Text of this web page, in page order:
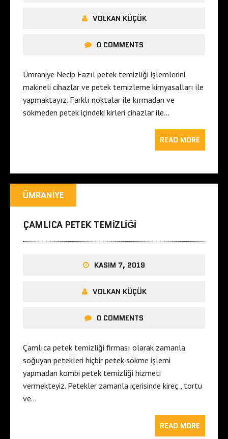
VOLKAN KÜÇÜK
0 COMMENTS
Ümraniye Necip Fazıl petek temizliği işlemlerini
makineli cihazlar ve petek temizleme kimyasalları ile
yapmaktayız. Farklı noktalar ile kırmadan ve
sökmeden petek içindeki kirleri cihazlar ile…
READ MORE
ÜMRANIYE
ÇAMLICA PETEK TEMIZLIĞI
KASIM 7, 2019
VOLKAN KÜÇÜK
0 COMMENTS
Çamlıca petek temizliği firması olarak zamanla
soğuyan petekleri hiçbir petek sökme işlemi
yapmadan kombi petek temizliği hizmeti
vermekteyiz. Petekler zamanla içerisinde kireç , tortu
ve…
READ MORE